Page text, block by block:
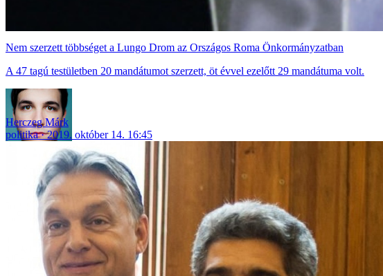
Nem szerzett többséget a Lungo Drom az Országos Roma Önkormányzatban
A 47 tagú testületben 20 mandátumot szerzett, öt évvel ezelőtt 29 mandátuma volt.
Herczeg Márk
politika
2019. október 14. 16:45